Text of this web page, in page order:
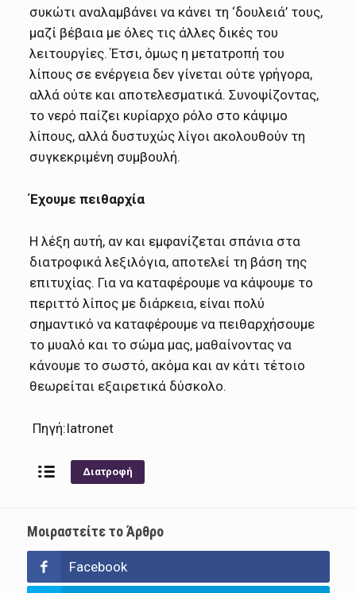
συκώτι αναλαμβάνει να κάνει τη ‘δουλειά’ τους,
μαζί βέβαια με όλες τις άλλες δικές του
λειτουργίες. Έτσι, όμως η μετατροπή του
λίπους σε ενέργεια δεν γίνεται ούτε γρήγορα,
αλλά ούτε και αποτελεσματικά. Συνοψίζοντας,
το νερό παίζει κυρίαρχο ρόλο στο κάψιμο
λίπους, αλλά δυστυχώς λίγοι ακολουθούν τη
συγκεκριμένη συμβουλή.
Έχουμε πειθαρχία
Η λέξη αυτή, αν και εμφανίζεται σπάνια στα
διατροφικά λεξιλόγια, αποτελεί τη βάση της
επιτυχίας. Για να καταφέρουμε να κάψουμε το
περιττό λίπος με διάρκεια, είναι πολύ
σημαντικό να καταφέρουμε να πειθαρχήσουμε
το μυαλό και το σώμα μας, μαθαίνοντας να
κάνουμε το σωστό, ακόμα και αν κάτι τέτοιο
θεωρείται εξαιρετικά δύσκολο.
Πηγή:Iatronet
Διατροφή
Μοιραστείτε το Άρθρο
Facebook